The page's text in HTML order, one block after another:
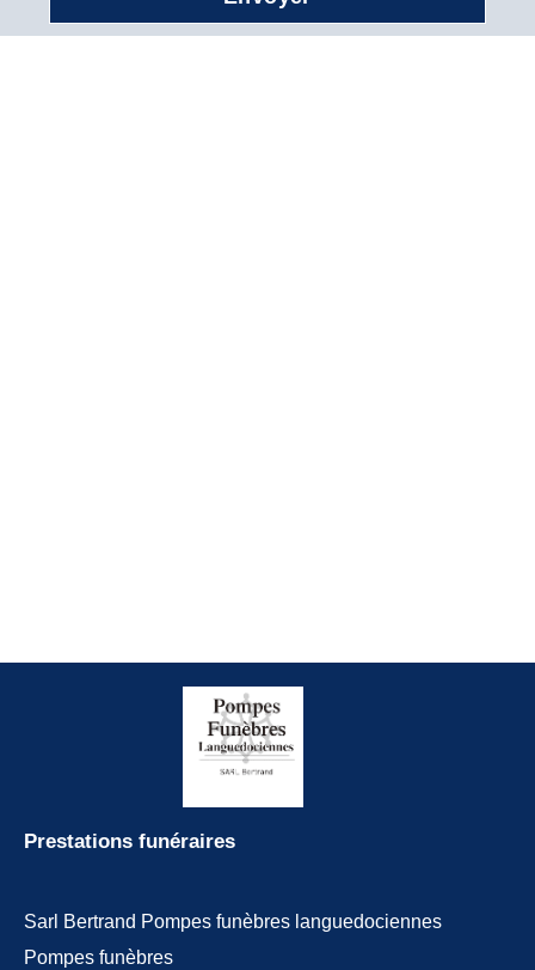
Prestations funéraires
Sarl Bertrand Pompes funèbres languedociennes
Pompes funèbres